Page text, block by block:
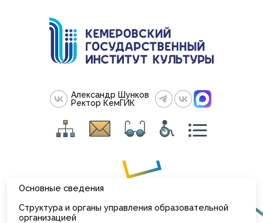
Александр Шунков
Ректор КемГИК
Основные сведения
Структура и органы управления образовательной
организацией